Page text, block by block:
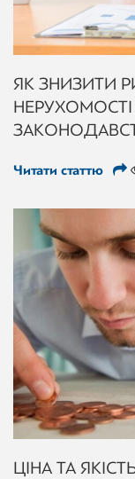
ЯК ЗНИЗИТИ
Читати статтю
ЦІНА ТА